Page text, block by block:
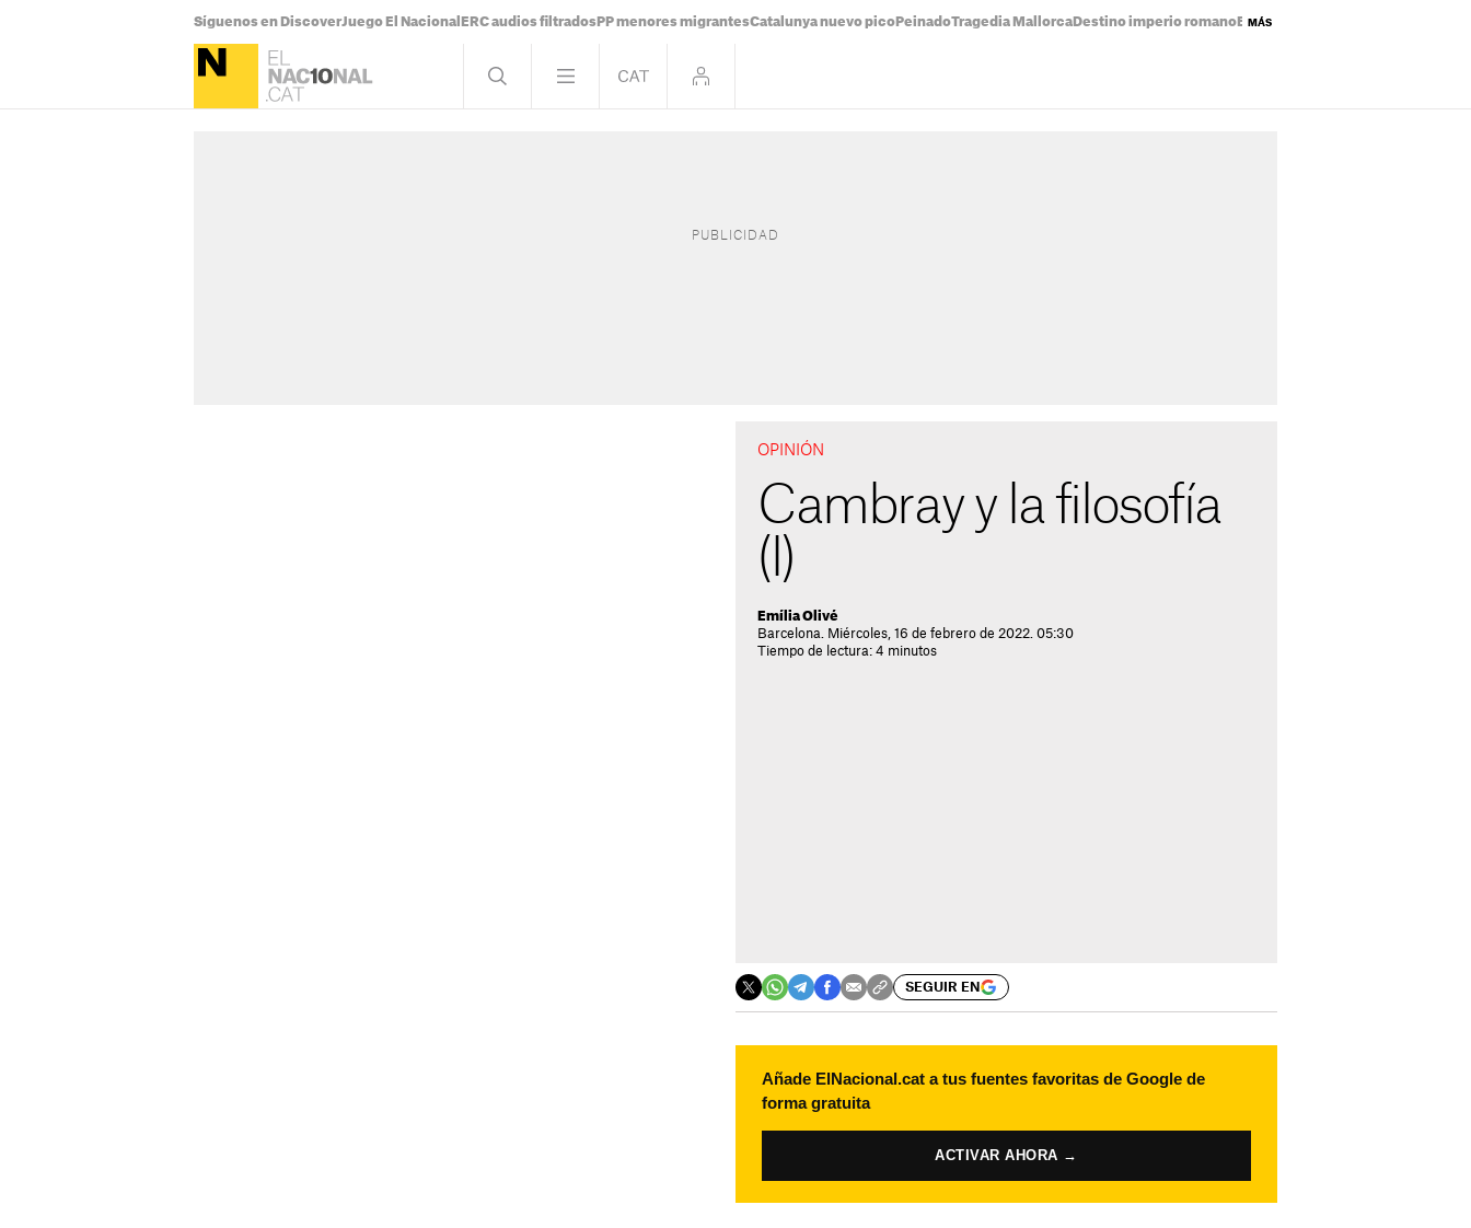
Síguenos en DiscoverJuego El Nacional ERC audios filtrados PP menores migrantesCatalunya nuevo pico PeinadoTragedia Mallorca Destino imperio romano Eclipse solar mapa
MÁS
OPINIÓN
Cambray y la filosofía
(I)
Emília Olivé
Barcelona. Miércoles, 16 de febrero de 2022. 05:30
Tiempo de lectura: 4 minutos
SEGUIR EN
Añade ElNacional.cat a tus fuentes favoritas de Google de
forma gratuita
ACTIVAR AHORA →